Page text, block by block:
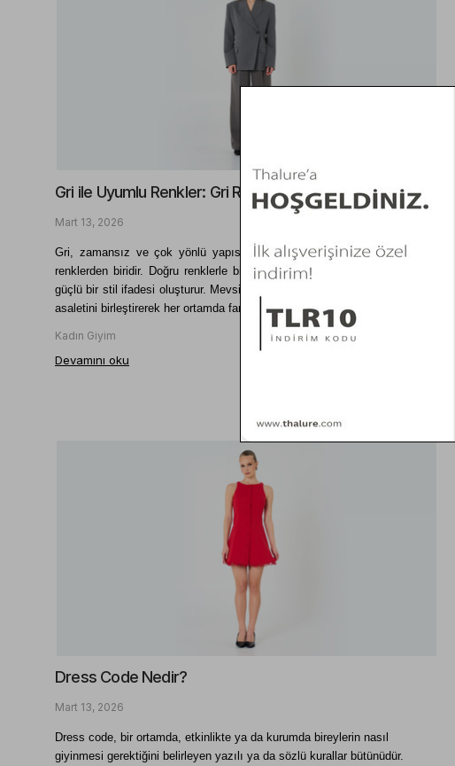
Gri ile Uyumlu Renkler: Gri Renk Kombinleri
Mart 13, 2026
Gri, zamansız ve çok yönlü yapısıyla kombinlerde en sık tercih edilen
renklerden biridir. Doğru renklerle bir araya geldiğinde hem sade hem de
güçlü bir stil ifadesi oluşturur. Mevsimin ruhuna uygun açık tonlar ile grinin
asaletini birleştirerek her ortamda fark edilen görünümler oluşturabilirsiniz.
Kadın Giyim
Devamını oku
Dress Code Nedir?
Mart 13, 2026
Dress code, bir ortamda, etkinlikte ya da kurumda bireylerin nasıl
giyinmesi gerektiğini belirleyen yazılı ya da sözlü kurallar bütünüdür.